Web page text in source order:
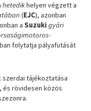
hetedikhelyen végzett a
(EJC), azonban
aSuzukigyári
folytatja pályafutását
tájékoztatása
és rövidesen közös